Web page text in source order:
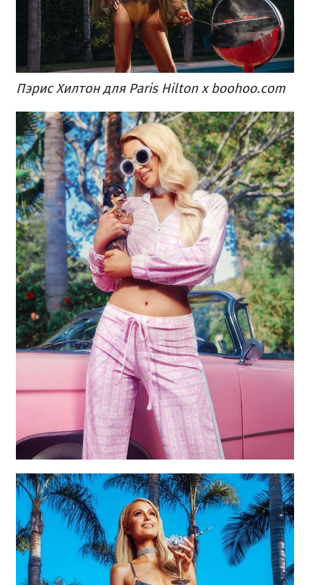
Пэрис Хилтон для Paris Hilton x boohoo.com